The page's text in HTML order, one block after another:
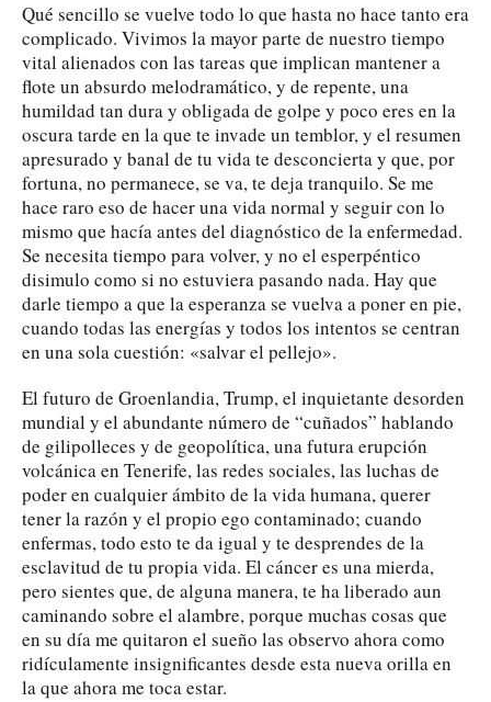
Qué sencillo se vuelve todo lo que hasta no hace tanto era
complicado. Vivimos la mayor parte de nuestro tiempo
vital alienados con las tareas que implican mantener a
flote un absurdo melodramático, y de repente, una
humildad tan dura y obligada de golpe y poco eres en la
oscura tarde en la que te invade un temblor, y el resumen
apresurado y banal de tu vida te desconcierta y que, por
fortuna, no permanece, se va, te deja tranquilo. Se me
hace raro eso de hacer una vida normal y seguir con lo
mismo que hacía antes del diagnóstico de la enfermedad.
Se necesita tiempo para volver, y no el esperpéntico
disimulo como si no estuviera pasando nada. Hay que
darle tiempo a que la esperanza se vuelva a poner en pie,
cuando todas las energías y todos los intentos se centran
en una sola cuestión: «salvar el pellejo».
El futuro de Groenlandia, Trump, el inquietante desorden
mundial y el abundante número de “cuñados” hablando
de gilipolleces y de geopolítica, una futura erupción
volcánica en Tenerife, las redes sociales, las luchas de
poder en cualquier ámbito de la vida humana, querer
tener la razón y el propio ego contaminado; cuando
enfermas, todo esto te da igual y te desprendes de la
esclavitud de tu propia vida. El cáncer es una mierda,
pero sientes que, de alguna manera, te ha liberado aun
caminando sobre el alambre, porque muchas cosas que
en su día me quitaron el sueño las observo ahora como
ridículamente insignificantes desde esta nueva orilla en
la que ahora me toca estar.